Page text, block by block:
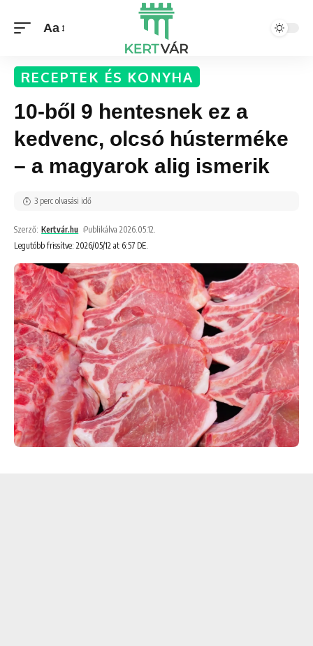
Aa
RECEPTEK ÉS KONYHA
10-ből 9 hentesnek ez a
kedvenc, olcsó hústerméke
– a magyarok alig ismerik
Legutóbb frissítve: 2026/05/12 at 6:57 DE.
Szerző: Kertvár.hu Publikálva 2026.05.12.
3 perc olvasási idő